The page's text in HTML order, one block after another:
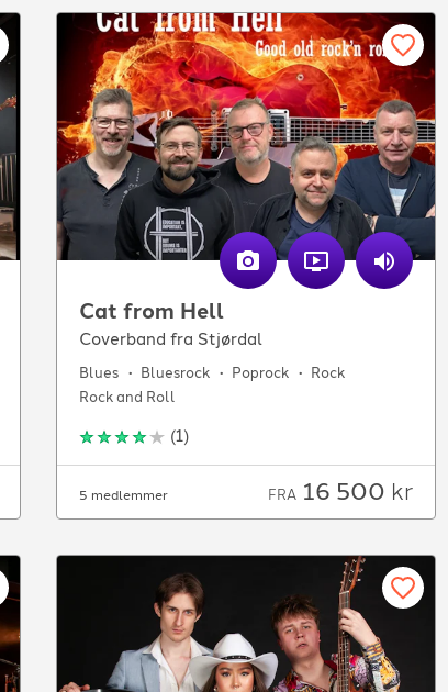
Cat from Hell
Coverband fra Stjørdal
Blues Bluesrock Poprock
Rock
Rock and Roll
(1)
5 medlemmer FRA 16 500 kr